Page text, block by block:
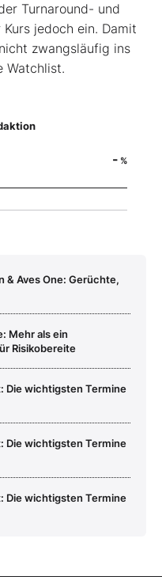
Turnaround- und
jedoch ein. Damit
zwangsläufig ins
Watchlist.
- %
& Aves One: Gerüchte,
Mehr als ein
Risikobereite
Die wichtigsten Termine
Die wichtigsten Termine
Die wichtigsten Termine